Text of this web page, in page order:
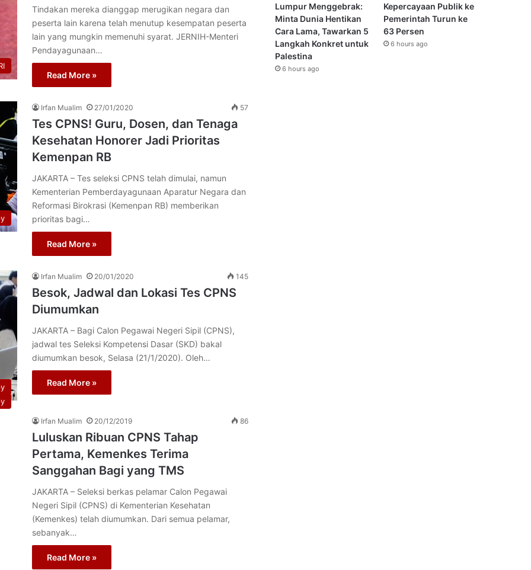
Tindakan mereka dianggap merugikan negara dan
peserta lain karena telah menutup kesempatan peserta
lain yang mungkin memenuhi syarat. JERNIH-Menteri
Pendayagunaan…
Read More »
Irfan Mualim 27/01/2020 57
Tes CPNS! Guru, Dosen, dan Tenaga
Kesehatan Honorer Jadi Prioritas
Kemenpan RB
JAKARTA – Tes seleksi CPNS telah dimulai, namun
Kementerian Pemberdayagunaan Aparatur Negara dan
Reformasi Birokrasi (Kemenpan RB) memberikan
prioritas bagi…
Read More »
Irfan Mualim 20/01/2020 145
Besok, Jadwal dan Lokasi Tes CPNS
Diumumkan
JAKARTA – Bagi Calon Pegawai Negeri Sipil (CPNS),
jadwal tes Seleksi Kompetensi Dasar (SKD) bakal
diumumkan besok, Selasa (21/1/2020). Oleh…
Read More »
Irfan Mualim 20/12/2019 86
Luluskan Ribuan CPNS Tahap
Pertama, Kemenkes Terima
Sanggahan Bagi yang TMS
JAKARTA – Seleksi berkas pelamar Calon Pegawai
Negeri Sipil (CPNS) di Kementerian Kesehatan
(Kemenkes) telah diumumkan. Dari semua pelamar,
sebanyak…
Read More »
Lumpur Menggebrak:
Minta Dunia Hentikan
Cara Lama, Tawarkan 5
Langkah Konkret untuk
Palestina
6 hours ago
Kepercayaan Publik ke
Pemerintah Turun ke
63 Persen
6 hours ago